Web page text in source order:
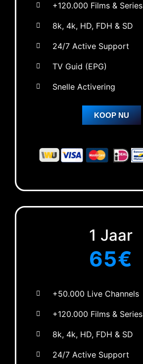
+120.000 Films & Series
8k, 4k, HD, FDH & SD
24/7 Active Support
TV Guid (EPG)
Snelle Activering
KOOP NU
1 Jaar
65€
+50.000 Live Channels
+120.000 Films & Series
8k, 4k, HD, FDH & SD
24/7 Active Support